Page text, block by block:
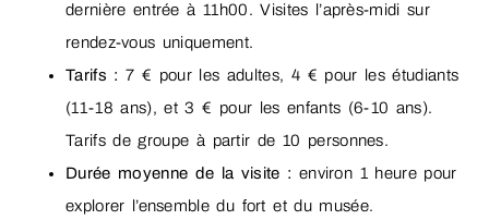
dernière entrée à 11h00. Visites l’après-midi sur
rendez-vous uniquement.
Tarifs : 7 € pour les adultes, 4 € pour les étudiants
(11-18 ans), et 3 € pour les enfants (6-10 ans).
Tarifs de groupe à partir de 10 personnes.
Durée moyenne de la visite : environ 1 heure pour
explorer l’ensemble du fort et du musée.